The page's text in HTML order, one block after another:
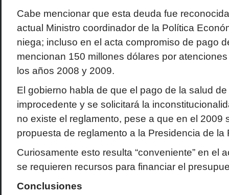
Cabe mencionar que esta deuda fue
actual Ministro coordinador de la Política
niega; incluso en el acta compromiso de pago
mencionan 150 millones dólares por
los años 2008 y 2009.
El gobierno habla de que el pago de la salud
improcedente y se solicitará la
no existe el reglamento, pese a que en el 2009
propuesta de reglamento a la Presidencia de la
Curiosamente esto resulta “conveniente” en el
se requieren recursos para financiar el
Conclusiones